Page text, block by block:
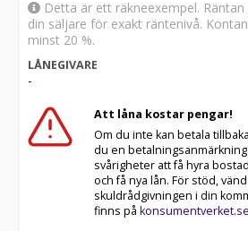
Detta är ett räkneexempel.
din säljare för exakt räntenivå.
minst 20 %.
LÅNEGIVARE
-
Att låna kostar pengar!
Om du inte kan betala
du en
svårigheter att få hyra
och få nya lån. För stöd,
skuldrådgivningen i din
finns på konsumentverket.se